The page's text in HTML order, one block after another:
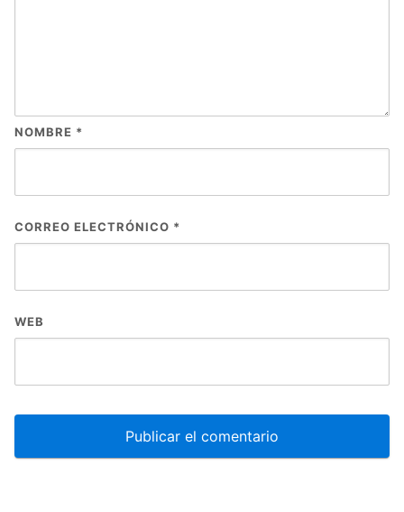
NOMBRE *
CORREO ELECTRÓNICO *
WEB